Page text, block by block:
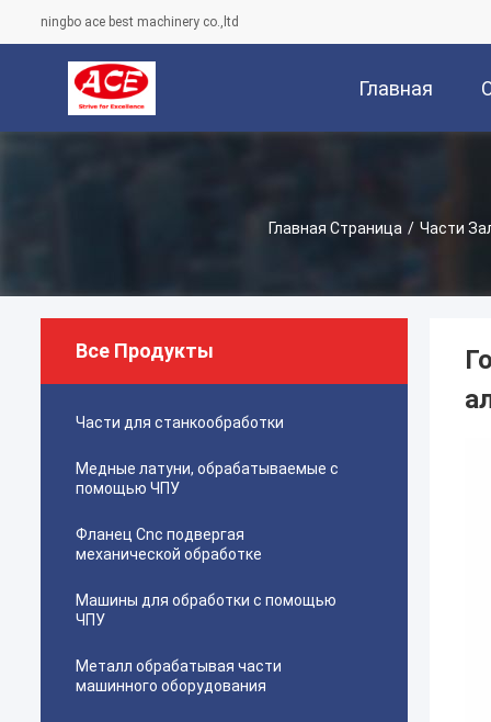
ningbo ace best machinery co.,ltd
Главная
Главная Страница / Части
Все Продукты
Части для станкообработки
Медные латуни, обрабатываемые с
помощью ЧПУ
Фланец Cnc подвергая
механической обработке
Машины для обработки с помощью
ЧПУ
Металл обрабатывая части
машинного оборудования